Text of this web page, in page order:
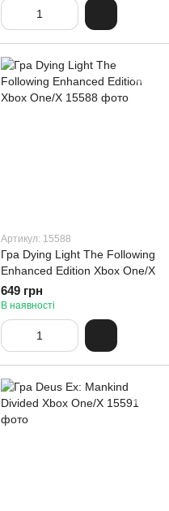
Артикул: 15588
Гра Dying Light The Following
Enhanced Edition Xbox One/X
649 грн
В наявності